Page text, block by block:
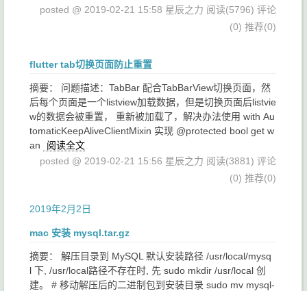
posted @ 2019-02-21 15:58 星辰之力 阅读(5796) 评论
(0) 推荐(0)
flutter tab切换页面防止重置
摘要： 问题描述：TabBar 配合TabBarView切换页面，然
后每个页面是一个listview加载数据，但是切换页面后listvie
w的数据会被重置， 重新被加载了，解决办法使用 with Au
tomaticKeepAliveClientMixin 实现 @protected bool get w
an
阅读全文
posted @ 2019-02-21 15:56 星辰之力 阅读(3881) 评论
(0) 推荐(0)
2019年2月2日
mac 安装 mysql.tar.gz
摘要： 解压目录到 MySQL 默认安装路径 /usr/local/mysq
l 下, /usr/local路径不存在时, 先 sudo mkdir /usr/local 创
建。 # 移动解压后的二进制包到安装目录 sudo mv mysql-